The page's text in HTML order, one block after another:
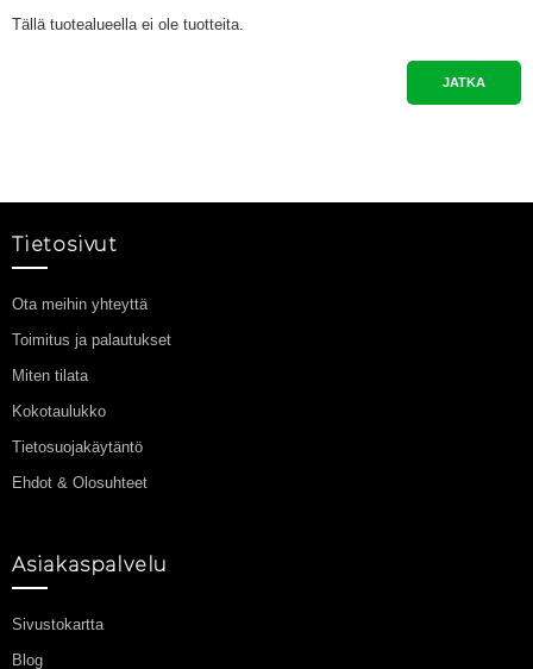
Tällä tuotealueella ei ole tuotteita.
JATKA
Tietosivut
Ota meihin yhteyttä
Toimitus ja palautukset
Miten tilata
Kokotaulukko
Tietosuojakäytäntö
Ehdot & Olosuhteet
Asiakaspalvelu
Sivustokartta
Blog